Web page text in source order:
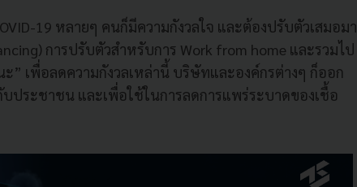
19 หลายๆ คนก็มีความกังวลใจ และต้องปรับตัวเสมอมา
การปรับตัวสำหรับการ Work from home และรวมไป
ะ” เพื่อลดความกังวลเหล่านี้ บริษัทและองค์กรต่างๆ ก็ออก
ประชาชน และเพื่อใช้ในการลดการแพร่ระบาดของเชื้อ